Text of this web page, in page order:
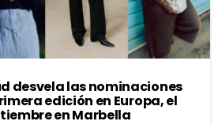
desvela las nominaciones
edición en Europa, el
en Marbella